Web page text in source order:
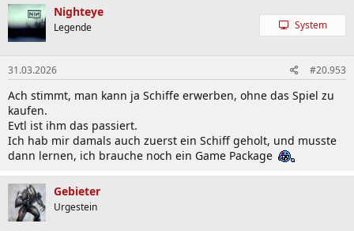
k
t
i
o
n
e
n
Nighteye
Legende System
31.03.2026 #20.953
Ach stimmt, man kann ja Schiffe erwerben, ohne das Spiel zu
kaufen.
Evtl ist ihm das passiert.
Ich hab mir damals auch zuerst ein Schiff geholt, und musste
dann lernen, ich brauche noch ein Game Package
Gebieter
Urgestein